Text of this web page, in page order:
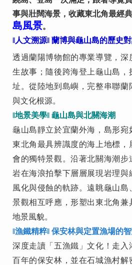
事與壯闊海景，收藏東北角最經
島風景。
‖人文溯源‖ 蘭博與龜山島的歷史
透過蘭陽博物館的專業導覽，深
生故事；隨後跨海登上龜山島，
址。從陸地到島嶼，完整串聯蘭
與文化根源。
‖地景美學‖ 龜山島與北關海潮
龜山島靜立於宜蘭外海，島形宛
東北角最具辨識度的海上地標，
會的獨特景觀。沿著北關海潮步
岩在海浪拍擊下層層展現岩理與
風化與侵蝕的軌跡。遠眺龜山
景觀相互呼應，形塑出東北角兼
地景風貌。
‖漁鐵精粹‖ 保安林與定置漁場的
深度走讀「五漁鐵」文化！走入
百年的保安林，並在石城漁村解